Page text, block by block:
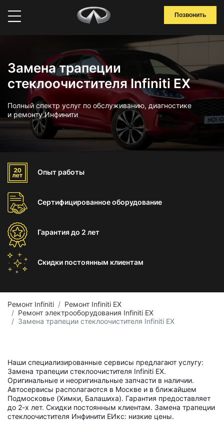
Позвонить
Замена трапеции
стеклоочистителя Infiniti EX
Полный спектр услуг по обслуживанию, диагностике
и ремонту Инфинити
Опыт работы
Сертифицированноеоборудование
Гарантиядо 2 лет
Скидки постоянным клиентам
Ремонт Infiniti
Ремонт Infiniti EX
Ремонт электрооборудования Infiniti EX
Замена трапеции стеклоочистителя Infiniti EX
Наши специализированные сервисы предлагают услугу:
Замена трапеции стеклоочистителя Infiniti EX.
Оригинальные и неоригинальные запчасти в наличии.
Автосервисы располагаются в Москве и в ближайшем
Подмосковье (Химки, Балашиха). Гарантия предоставляет
до 2-х лет. Скидки постоянным клиентам. Замена трапеции
стеклоочистителя Инфинити ЕИкс: низкие цены.